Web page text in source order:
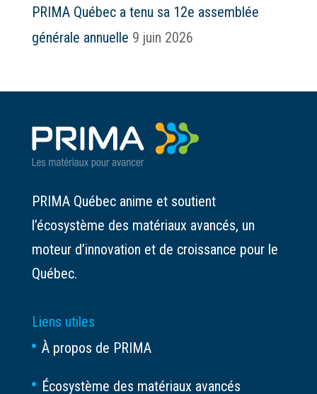
PRIMA Québec a tenu sa 12e assemblée
générale annuelle 9 juin 2026
PRIMA Québec anime et soutient
l’écosystème des matériaux avancés, un
moteur d’innovation et de croissance pour le
Québec.
Liens utiles
À propos de PRIMA
Écosystème des matériaux avancés